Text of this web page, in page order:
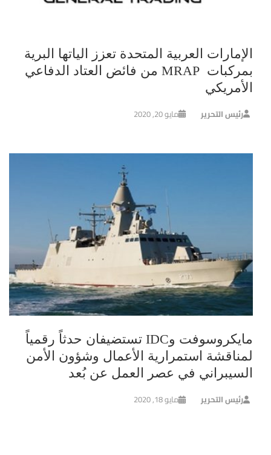
الإمارات العربية المتحدة تعزز الياتها البرية
بمركبات MRAP من فائض العتاد الدفاعي
الأمريكي
رئيس التحرير مايو 20, 2020
مايكروسوفت وIDC تستضيفان حدثاً رقمياً
لمناقشة استمرارية الأعمال وشؤون الأمن
السيبراني في عصر العمل عن بُعد
رئيس التحرير مايو 18, 2020